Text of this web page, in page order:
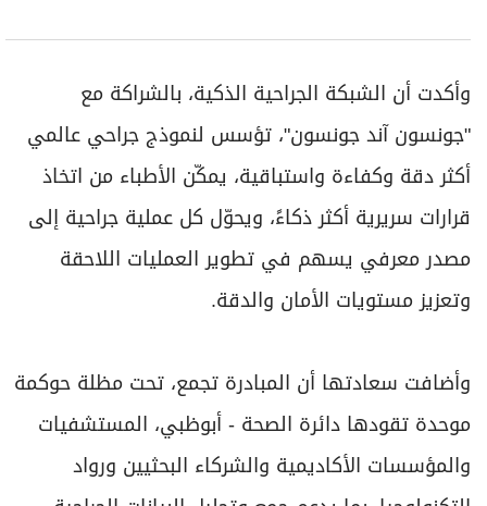
وأكدت أن الشبكة الجراحية الذكية، بالشراكة مع
"جونسون آند جونسون"، تؤسس لنموذج جراحي عالمي
أكثر دقة وكفاءة واستباقية، يمكّن الأطباء من اتخاذ
قرارات سريرية أكثر ذكاءً، ويحوّل كل عملية جراحية إلى
مصدر معرفي يسهم في تطوير العمليات اللاحقة
وتعزيز مستويات الأمان والدقة.
وأضافت سعادتها أن المبادرة تجمع، تحت مظلة حوكمة
موحدة تقودها دائرة الصحة - أبوظبي، المستشفيات
والمؤسسات الأكاديمية والشركاء البحثيين ورواد